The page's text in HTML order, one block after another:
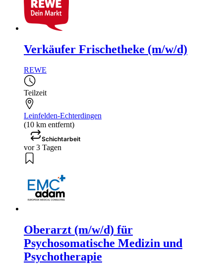
Verkäufer Frischetheke (m/w/d)
REWE
Teilzeit
Leinfelden-Echterdingen
(10 km entfernt)
Schichtarbeit
vor 3 Tagen
Oberarzt (m/w/d) für
Psychosomatische Medizin und
Psychotherapie